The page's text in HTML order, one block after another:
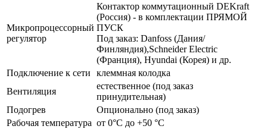
Микропроцессорный
регулятор
Контактор коммутационный DEKraft
(Россия) - в комплектации ПРЯМОЙ
ПУСК
Под заказ: Danfoss (Дания/
Финляндия),Schneider Electric
(Франция), Hyundai (Корея) и др.
Подключение к сети
клеммная колодка
Вентиляция
естественное (под заказ
принудительная)
Подогрев
Опционально (под заказ)
Рабочая температура от 0°C до +50 °C